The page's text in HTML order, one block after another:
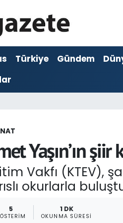
Türkiye Gündem
Yaşın’ın
Vakfı (KTEV),
okurlarla
5 1 DK
OKUNMA SÜRESI